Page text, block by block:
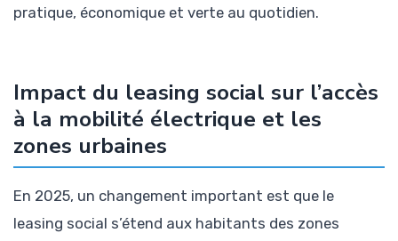
pratique, économique et verte au quotidien.
Impact du leasing social sur l’accès
à la mobilité électrique et les
zones urbaines
En 2025, un changement important est que le
leasing social s’étend aux habitants des zones